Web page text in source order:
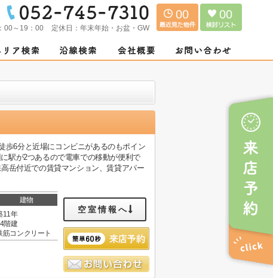
00～19：00 定休日： 年末年始・お盆・GW
00 00
歩6分と近場にコンビニがあるのもポイン
駅が2つあるので電車での移動が便利で
岳付近での賃貸マンション、賃貸アパー
建物
11年
階建
筋コンクリート
空室情報へ